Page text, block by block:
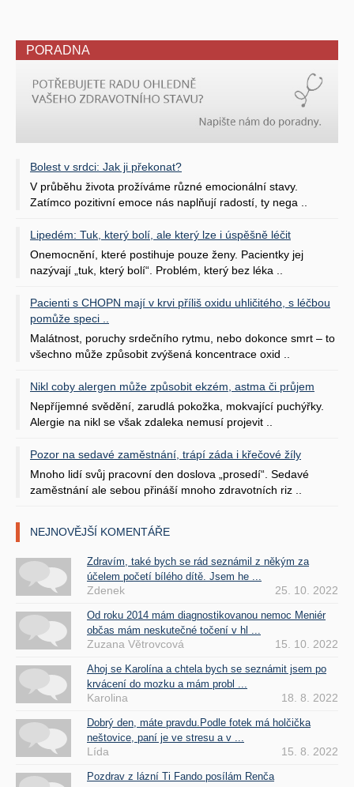
PORADNA
Bolest v srdci: Jak ji překonat?
V průběhu života prožíváme různé emocionální stavy.
Zatímco pozitivní emoce nás naplňují radostí, ty nega ..
Lipedém: Tuk, který bolí, ale který lze i úspěšně léčit
Onemocnění, které postihuje pouze ženy. Pacientky jej
nazývají „tuk, který bolí“. Problém, který bez léka ..
Pacienti s CHOPN mají v krvi příliš oxidu uhličitého, s léčbou
pomůže speci ..
Malátnost, poruchy srdečního rytmu, nebo dokonce smrt – to
všechno může způsobit zvýšená koncentrace oxid ..
Nikl coby alergen může způsobit ekzém, astma či průjem
Nepříjemné svědění, zarudlá pokožka, mokvající puchýřky.
Alergie na nikl se však zdaleka nemusí projevit ..
Pozor na sedavé zaměstnání, trápí záda i křečové žíly
Mnoho lidí svůj pracovní den doslova „prosedí“. Sedavé
zaměstnání ale sebou přináší mnoho zdravotních riz ..
NEJNOVĚJŠÍ KOMENTÁŘE
Zdravím, také bych se rád seznámil z někým za
účelem početí bílého dítě. Jsem he ...
Zdenek 25. 10. 2022
Od roku 2014 mám diagnostikovanou nemoc Meniér
občas mám neskutečné točení v hl ...
Zuzana Větrovcová 15. 10. 2022
Ahoj se Karolína a chtela bych se seznámit jsem po
krvácení do mozku a mám probl ...
Karolina 18. 8. 2022
Dobrý den, máte pravdu.Podle fotek má holčička
neštovice, paní je ve stresu a v ...
Lída 15. 8. 2022
Pozdrav z lázní Ti Fando posílám Renča